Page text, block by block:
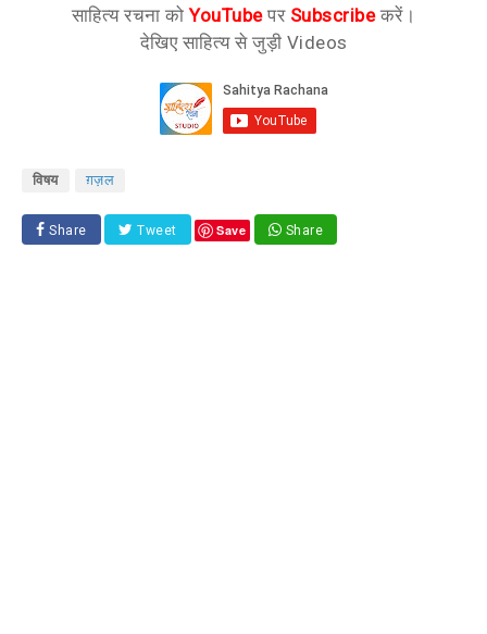
साहित्य रचना कोYouTubeपर Subscribeकरें।
देखिए साहित्य से जुड़ी Videos
विषय ग़ज़ल
Share Tweet Save Share